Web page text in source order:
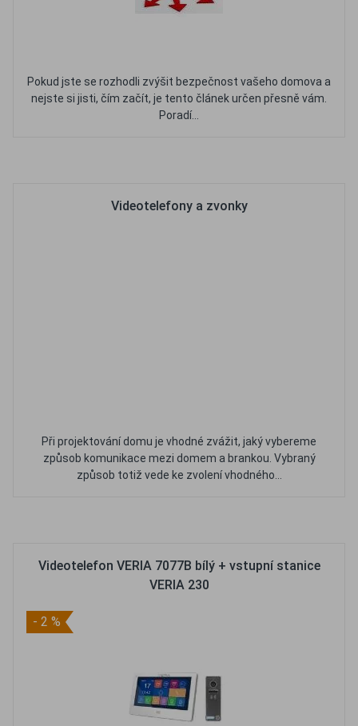
Pokud jste se rozhodli zvýšit bezpečnost vašeho domova a
nejste si jisti, čím začít, je tento článek určen přesně vám.
Poradí...
Videotelefony a zvonky
Při projektování domu je vhodné zvážit, jaký vybereme
způsob komunikace mezi domem a brankou. Vybraný
způsob totiž vede ke zvolení vhodného...
Videotelefon VERIA 7077B bílý + vstupní stanice
VERIA 230
- 2 %